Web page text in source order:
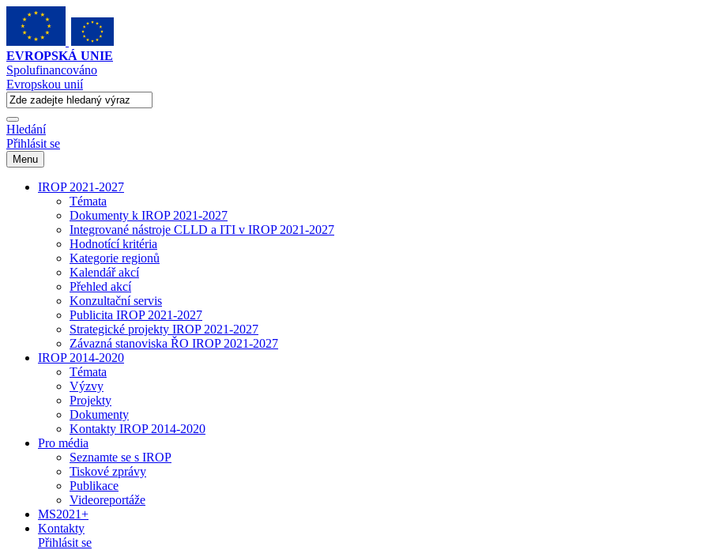
EVROPSKÁ UNIE
Spolufinancováno
Evropskou unií
Hledání
Přihlásit se
Menu
IROP 2021-2027
Témata
Dokumenty k IROP 2021-2027
Integrované nástroje CLLD a ITI v IROP 2021-2027
Hodnotící kritéria
Kategorie regionů
Kalendář akcí
Přehled akcí
Konzultační servis
Publicita IROP 2021-2027
Strategické projekty IROP 2021-2027
Závazná stanoviska ŘO IROP 2021-2027
IROP 2014-2020
Témata
Výzvy
Projekty
Dokumenty
Kontakty IROP 2014-2020
Pro média
Seznamte se s IROP
Tiskové zprávy
Publikace
Videoreportáže
MS2021+
Kontakty
Přihlásit se